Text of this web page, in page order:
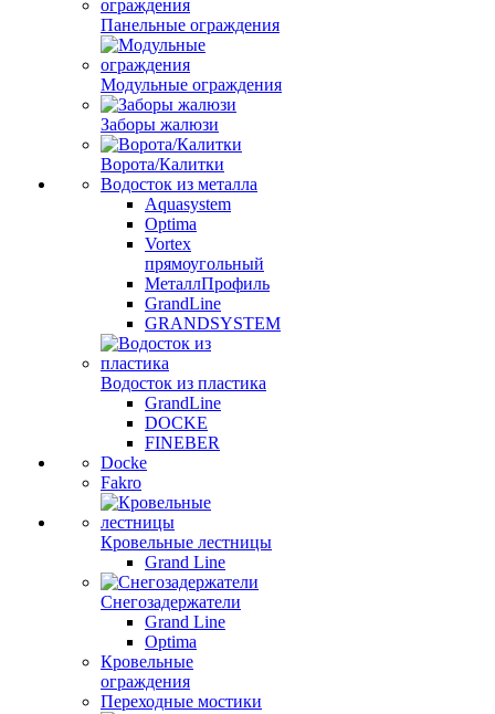
Панельные ограждения
Модульные ограждения
Заборы жалюзи
Ворота/Калитки
Водосток из металла
Aquasystem
Optima
Vortex
прямоугольный
МеталлПрофиль
GrandLine
GRANDSYSTEM
Водосток из пластика
GrandLine
DOCKE
FINEBER
Docke
Fakro
Кровельные лестницы
Grand Line
Снегозадержатели
Grand Line
Optima
Кровельные
ограждения
Переходные мостики